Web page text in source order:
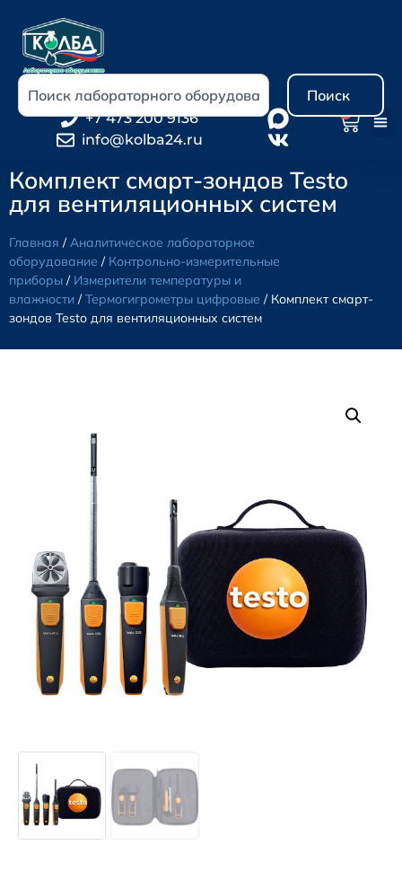
Поиск
+7 473 200 9136
info@kolba24.ru
Комплект смарт-зондов Testo
для вентиляционных систем
Главная /Аналитическое лабораторное
оборудование / Контрольно-измерительные
приборы / Измерители температуры и
влажности /Термогигрометры цифровые / Комплект смарт-
зондов Testo для вентиляционных систем